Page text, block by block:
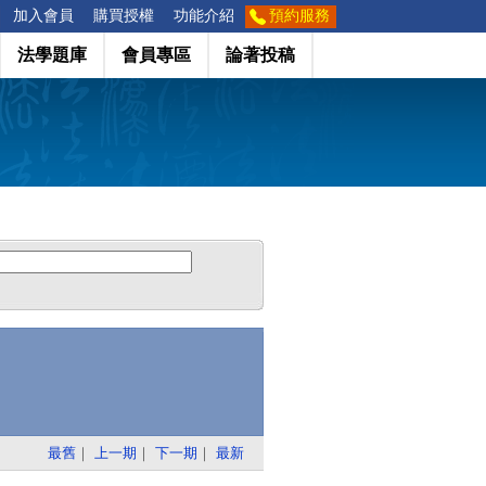
加入會員 購買授權 功能介紹 預約服務
法學題庫 會員專區 論著投稿
最舊 ｜ 上一期 ｜ 下一期 ｜ 最新